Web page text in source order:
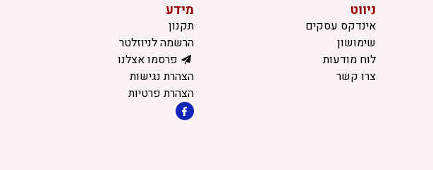
ניווט
אינדקס עסקים
שימושון
לוח מודעות
צרו קשר
מידע
תקנון
הרשמה לניוזלטר
פרסמו אצלנו
הצהרת נגישות
הצהרת פרטיות